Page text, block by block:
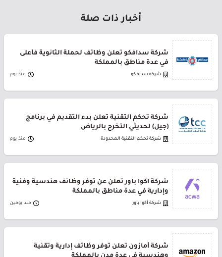
أخبار ذات صلة
شركة سدافكو تعلن وظائف لحملة الثانوية فأعلى
في عدة مناطق بالمملكة
شركة سدافكو منذ يوم
شركة تحكم التقنية تعلن بدء التقديم في برنامج
(جيل) لحديثي التخرج بالرياض
شركة تحكم التقنية المحدودة منذ يوم
شركة أكوا باور تعلن عن توفر وظائف هندسية وفنية
وإدارية في عدة مناطق بالمملكة
شركة أكوا باور منذ يومين
شركة أمازون تعلن توفر وظائف إدارية وتقنية